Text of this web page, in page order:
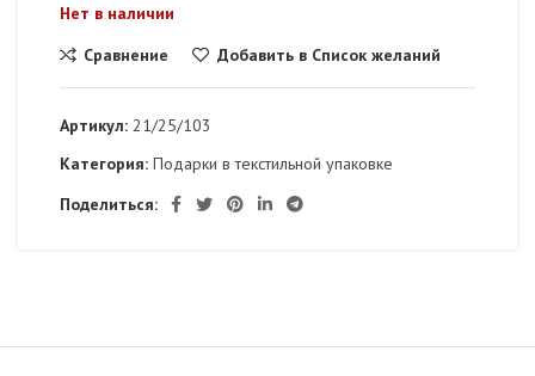
Нет в наличии
Сравнение
Добавить в Список желаний
Артикул: 21/25/103
Категория: Подарки в текстильной упаковке
Поделиться: